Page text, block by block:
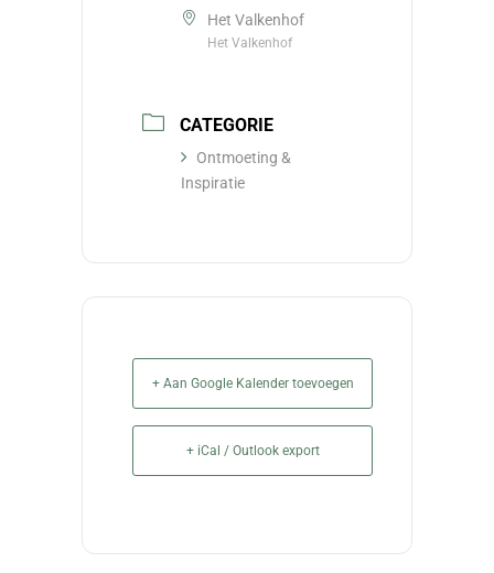
Het Valkenhof
Het Valkenhof
CATEGORIE
Ontmoeting &
Inspiratie
+ Aan Google Kalender toevoegen
+ iCal / Outlook export